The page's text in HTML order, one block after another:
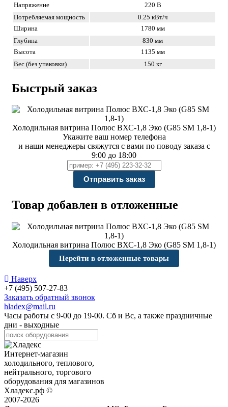
Напряжение
220 В
Потребляемая мощность
0.25 кВт/ч
Ширина
1780 мм
Глубина
830 мм
Высота
1135 мм
Вес (без упаковки)
150 кг
Быстрый заказ
Холодильная витрина Полюс ВХС-1,8 Эко (G85 SM 1,8-1)
Укажите ваш номер телефона
и наши менеджеры свяжутся с вами по поводу заказа с
9:00 до 18:00
Товар добавлен в отложенные
Холодильная витрина Полюс ВХС-1,8 Эко (G85 SM 1,8-1)
Перейти в отложенные товары
Наверх
+7 (495) 507-27-83
Заказать обратный звонок
hladex@mail.ru
Часы работы с 9-00 до 19-00. Сб и Вс, а также праздничные
дни - выходные
Интернет-магазин
холодильного, теплового,
нейтрального, торгового
оборудования для магазинов
Хладекс.рф ©
2007-2026